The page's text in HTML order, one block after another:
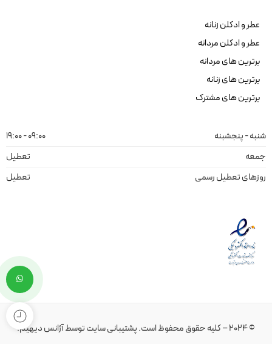
عطر و ادکلن زنانه
عطر و ادکلن مردانه
برترین های مردانه
برترین های زنانه
برترین های مشترک
شنبه - پنجشبنه
09:00 - 19:00
جمعه
تعطیل
روزهای تعطیل رسمی
تعطیل
© 2024 – کلیه حقوق محفوظ است. پشتیبانی سایتتوسطآژانس دیهیم.